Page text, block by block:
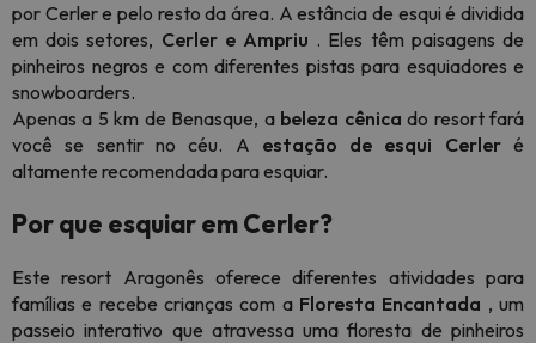
por Cerler e pelo resto da área. A estância de esqui é dividida
em dois setores, Cerler e Ampriu . Eles têm paisagens de
pinheiros negros e com diferentes pistas para esquiadores e
snowboarders.
Apenas a 5 km de Benasque, a beleza cênica do resort fará
você se sentir no céu. A estação de esqui Cerleré
altamente recomendada para esquiar.
Por que esquiar em Cerler?
Este resort Aragonês oferece diferentes atividades para
famílias e recebe crianças com a Floresta Encantada , um
passeio interativo que atravessa uma floresta de pinheiros